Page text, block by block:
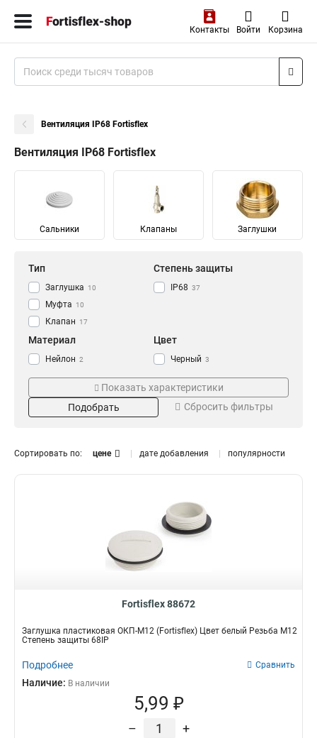
Контакты Войти Корзина
Вентиляция IP68 Fortisflex
Вентиляция IP68 Fortisflex
Сальники Клапаны Заглушки
Тип
Заглушка 10
Муфта 10
Клапан 17
Степень защиты
IP68 37
Материал
Нейлон 2
Сталь 3
Нержавеющая сталь
Цвет
Черный 3
Белый 8
Серебро 10
М16x1.5 2
М32x1.5
М25 2
М16 2
М25/М20
Показать характеристики
Подобрать
Сбросить фильтры
Сортировать по: цене дате добавления популярности
Fortisflex 88672
Заглушка пластиковая ОКП-М12 (Fortisflex) Цвет белый Резьба M12
Степень защиты 68IP
Подробнее Сравнить
Наличие: В наличии
5,99 ₽
– +